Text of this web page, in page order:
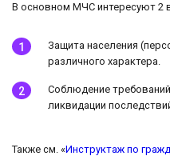
В основном МЧС интересуют 2
Защита населения
различного характера.
Соблюдение
ликвидации
Также см. «Инструктаж по